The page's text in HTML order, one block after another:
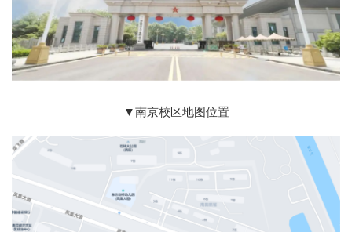
▼南京校区地图位置